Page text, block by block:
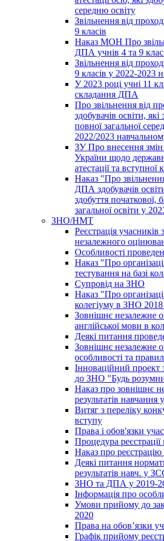
середню освіту
Звільнення від
9 класів
Наказ МОН Про
ДПА учнів 4 та 9
Звільнення від
9 класів у 2022-2023
У 2023 році учні 11
складання ДПА
Про звільнення від
здобувачів освіти,
повної загальної
2022/2023
ЗУ Про внесення змін
України щодо
атестації та вступної
Наказ "Про
ДПА здобувачів
здобуття початкової,
загальної освіти у
ЗНО/НМТ
Реєстрація учасників
незалежного
Особливості
Наказ "Про
тестування на базі
Супровід на ЗНО
Наказ "Про
колегіуму в ЗНО
Зовнішнє незалежне
англійської мови в
Деякі питання
Зовнішнє незалежне
особливості та
Інноваційний проект
до ЗНО "Будь
Наказ про зовнішнє
результатів навчання
Витяг з переліку
вступу
Права і обов'язки
Процедура
Наказ про
Деякі питання
результатів навч. у
ЗНО та ДПА у 2019-
Інформація про
Умови прийому до
2020
Права на обов’язки
Графік прийому